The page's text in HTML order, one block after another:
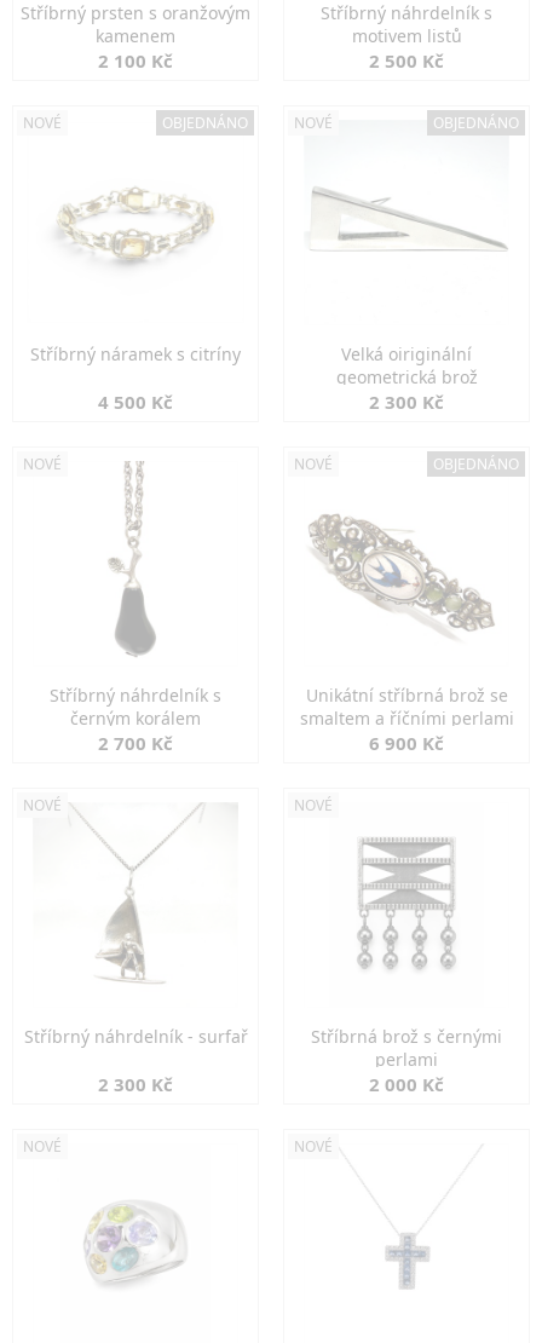
Stříbrný prsten s oranžovým
kamenem
2 100 Kč
Stříbrný náhrdelník s
motivem listů
2 500 Kč
NOVÉ OBJEDNÁNO
Stříbrný náramek s citríny
4 500 Kč
NOVÉ OBJEDNÁNO
Velká oiriginální
geometrická brož
2 300 Kč
NOVÉ
Stříbrný náhrdelník s
černým korálem
2 700 Kč
NOVÉ OBJEDNÁNO
Unikátní stříbrná brož se
smaltem a říčními perlami
6 900 Kč
NOVÉ
Stříbrný náhrdelník - surfař
2 300 Kč
NOVÉ
Stříbrná brož s černými
perlami
2 000 Kč
NOVÉ NOVÉ